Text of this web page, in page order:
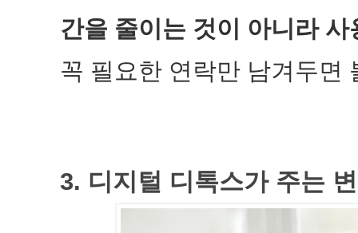
간을 줄이는 것이 아니라
꼭 필요한 연락만 남겨두면
3. 디지털 디톡스가 주는